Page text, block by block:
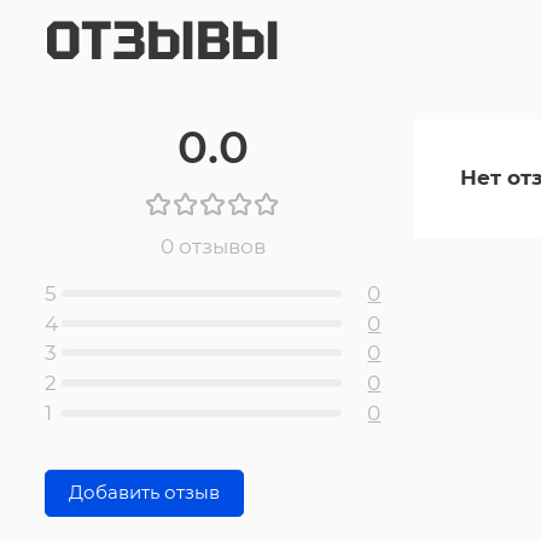
ОТЗЫВЫ
0.0
0 отзывов
5
0
4
0
3
0
2
0
1
0
Добавить отзыв
Нет